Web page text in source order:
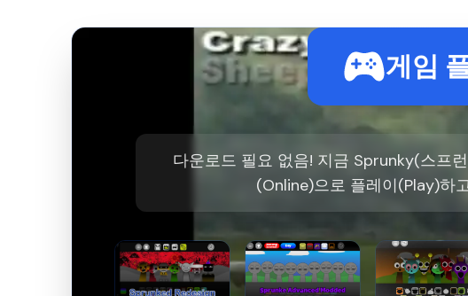
게임
다운로드 필요 없음! 지금 Sprunky(스프
(Online)으로 플레이(Play)하